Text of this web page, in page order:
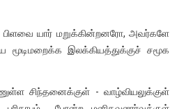
பிளவை யார் மறுக்கின்றனரோ, அவர்களே
இலக்கியத்துக்குச் சமூக
சிந்தனைக்குள் - வாழ்வியலுக்குள்